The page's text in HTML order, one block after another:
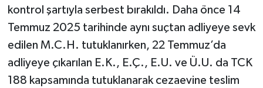
kontrol şartıyla serbest bırakıldı. Daha önce 14
Temmuz 2025 tarihinde aynı suçtan adliyeye sevk
edilen M.C.H. tutuklanırken, 22 Temmuz’da
adliyeye çıkarılan E.K., E.Ç., E.U. ve Ü.U. da TCK
188 kapsamında tutuklanarak cezaevine teslim